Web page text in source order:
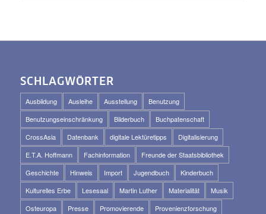
SCHLAGWÖRTER
Ausbildung Ausleihe Ausstellung
Benutzung
Benutzungseinschränkung
Bilderbuch
Buchpatenschaft
CrossAsia
Datenbank digitale Lektüretipps
Digitalisierung
E.T.A. Hoffmann
Fachinformation
Freunde der Staatsbibliothek
Geschichte
Hinweis Import Jugendbuch
Kinderbuch
Kulturelles Erbe
Lesesaal Martin Luther Materialität
Musik
Osteuropa
Presse Promovierende
Provenienzforschung